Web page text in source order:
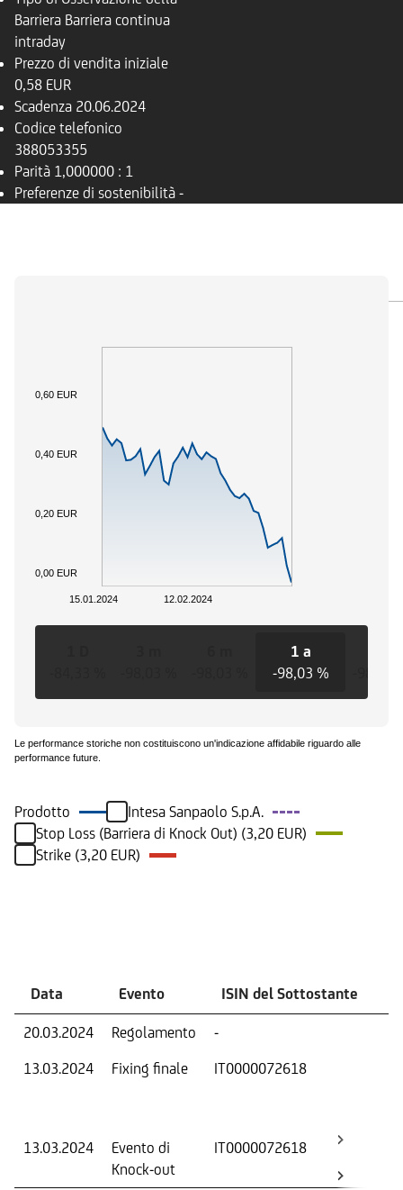
Barriera Barriera continua
intraday
Prezzo di vendita iniziale
0,58 EUR
Scadenza 20.06.2024
Codice telefonico
388053355
Parità 1,000000 : 1
Preferenze di sostenibilità -
12.02.2024
15.01.2024
0,00 EUR
0,20 EUR
0,40 EUR
0,60 EUR
1 a
-98,03 %
Le performance storiche non costituiscono un'indicazione affidabile riguardo alle
performance future.
Prodotto
Intesa Sanpaolo S.p.A.
Stop Loss (Barriera di Knock Out) (3,20 EUR)
Strike (3,20 EUR)
Data Evento ISIN del Sottostante
20.03.2024 Regolamento -
13.03.2024
Fixing finale IT0000072618
13.03.2024
Evento di
Knock-out
IT0000072618